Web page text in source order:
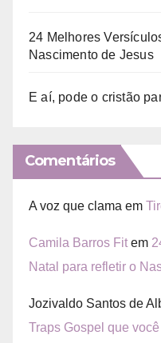
24 Melhores
Nascimento de Jesus
E aí, pode o cristão
Comentários
A voz que clama em
Camila Barros Fit em
Natal para refletir o
Jozivaldo Santos de
Traps Gospel que